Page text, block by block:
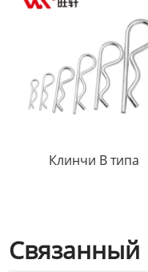
Клинчи B типа
Связанный